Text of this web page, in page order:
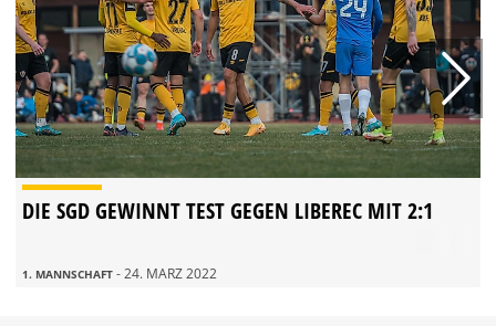
DIE SGD GEWINNT TEST GEGEN LIBEREC MIT 2:1
1. MANNSCHAFT - 24. MÄRZ 2022